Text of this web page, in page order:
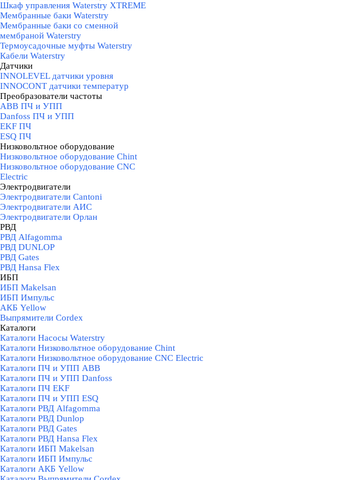
Шкаф управления Waterstry XTREME
Мембранные баки Waterstry
Мембранные баки со сменной
мембраной Waterstry
Термоусадочные муфты Waterstry
Кабели Waterstry
Датчики
INNOLEVEL датчики уровня
INNOCONT датчики температур
Преобразователи частоты
ABB ПЧ и УПП
Danfoss ПЧ и УПП
EKF ПЧ
ESQ ПЧ
Низковольтное оборудование
Низковольтное оборудование Chint
Низковольтное оборудование CNC
Electric
Электродвигатели
Электродвигатели Cantoni
Электродвигатели АИС
Электродвигатели Орлан
РВД
РВД Alfagomma
РВД DUNLOP
РВД Gates
РВД Hansa Flex
ИБП
ИБП Makelsan
ИБП Импульс
АКБ Yellow
Выпрямители Cordex
Каталоги
Каталоги Насосы Waterstry
Каталоги Низковольтное оборудование Chint
Каталоги Низковольтное оборудование CNC Electric
Каталоги ПЧ и УПП ABB
Каталоги ПЧ и УПП Danfoss
Каталоги ПЧ EKF
Каталоги ПЧ и УПП ESQ
Каталоги РВД Alfagomma
Каталоги РВД Dunlop
Каталоги РВД Gates
Каталоги РВД Hansa Flex
Каталоги ИБП Makelsan
Каталоги ИБП Импульс
Каталоги АКБ Yellow